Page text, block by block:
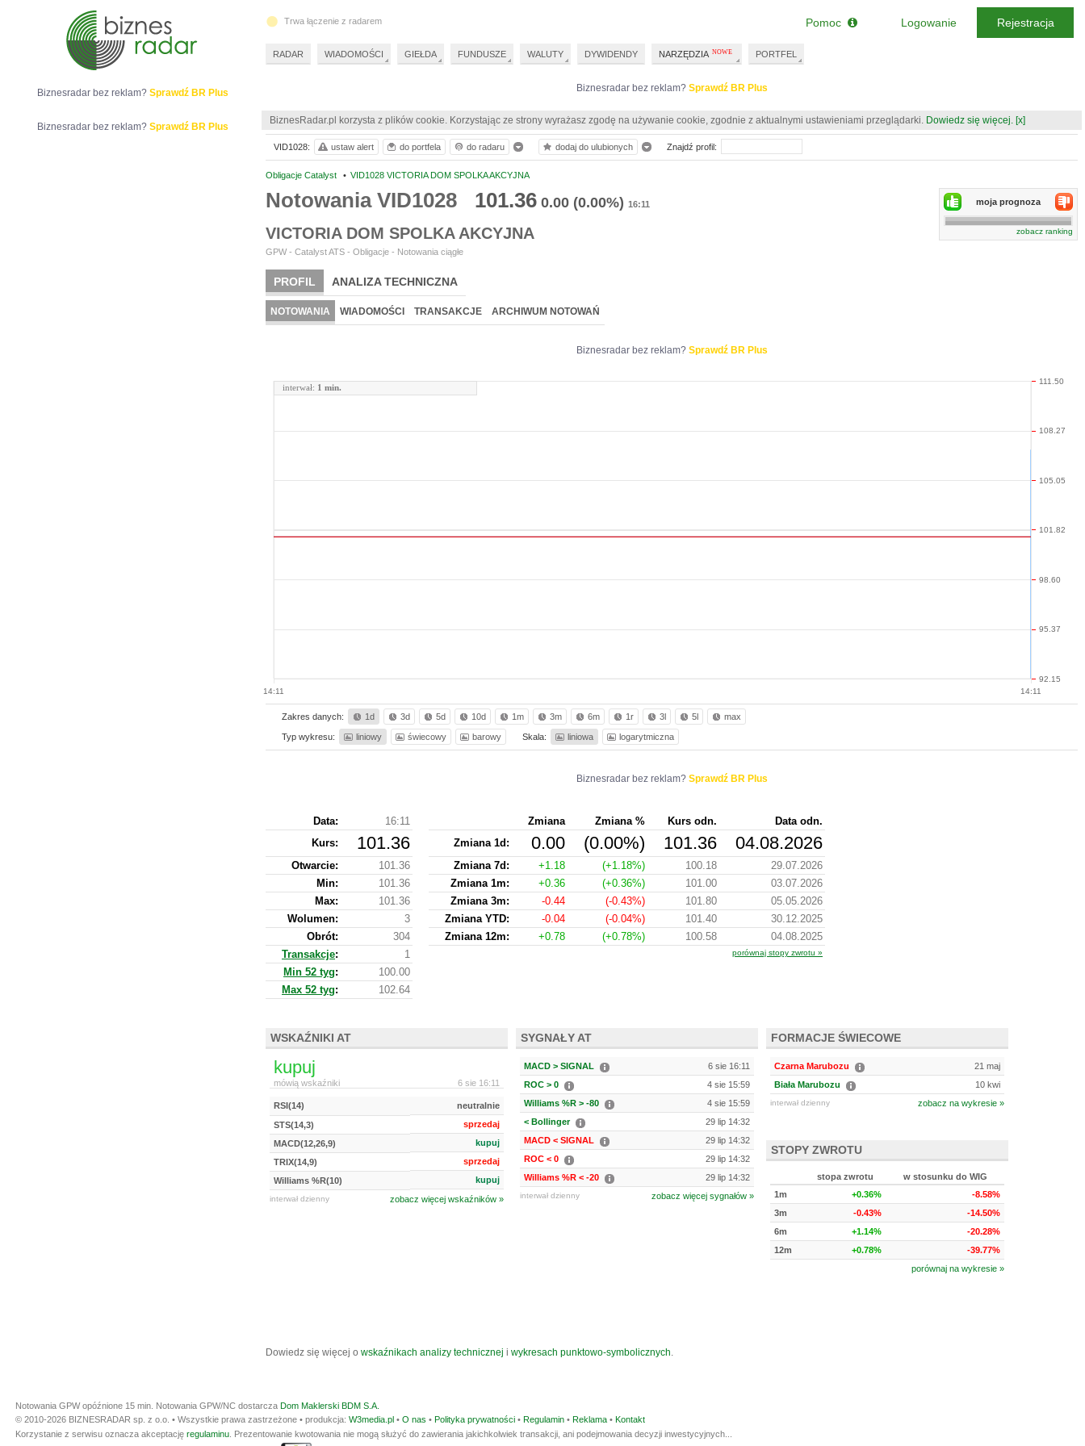
Biznesradar bez reklam? Sprawdź BR Plus
BiznesRadar.pl korzysta z plików cookie. Korzystając ze strony wyrażasz zgodę na używanie cookie, zgodnie z aktualnymi ustawieniami przeglądarki. Dowiedz się więcej. [x]
Obligacje Catalyst • VID1028 VICTORIA DOM SPOLKA AKCYJNA
Notowania VID1028 101.36 0.00 (0.00%) 16:11
VICTORIA DOM SPOLKA AKCYJNA
GPW - Catalyst ATS - Obligacje - Notowania ciągłe
moja prognoza
zobacz ranking
PROFIL ANALIZA TECHNICZNA
NOTOWANIA WIADOMOŚCI TRANSAKCJE ARCHIWUM NOTOWAŃ
Biznesradar bez reklam? Sprawdź BR Plus
14:11 14:11
92.15
95.37
98.60
101.82
105.05
108.27
111.50
interwał: 1 min.
Zakres danych: 1d 3d 5d 10d 1m 3m 6m 1r 3l 5l max
Typ wykresu: liniowy świecowy barowy Skala: liniowa logarytmiczna
Biznesradar bez reklam? Sprawdź BR Plus
Data:
16:11
Kurs: 101.36
Otwarcie:
101.36
Min:
101.36
Max:
101.36
Wolumen:
3
Obrót:
304
Transakcje:
1
Min 52 tyg:
100.00
Max 52 tyg: 102.64
Zmiana Zmiana % Kurs odn.
Data odn.
Zmiana 1d:
0.00 (0.00%) 101.36 04.08.2026
Zmiana 7d: +1.18 (+1.18%) 100.18
29.07.2026
Zmiana 1m:
+0.36 (+0.36%) 101.00
03.07.2026
Zmiana 3m:
-0.44 (-0.43%) 101.80
05.05.2026
Zmiana YTD:
-0.04 (-0.04%) 101.40
30.12.2025
Zmiana 12m:
+0.78 (+0.78%) 100.58 04.08.2025
porównaj stopy zwrotu »
WSKAŹNIKI AT
kupuj
6 sie 16:11
mówią wskaźniki
RSI(14)
neutralnie
STS(14,3)
sprzedaj
MACD(12,26,9)
kupuj
TRIX(14,9)
sprzedaj
Williams %R(10)
kupuj
interwał dzienny zobacz więcej wskaźników »
SYGNAŁY AT
MACD > SIGNAL
6 sie 16:11
ROC > 0
4 sie 15:59
Williams %R > -80
4 sie 15:59
< Bollinger
29 lip 14:32
MACD < SIGNAL
29 lip 14:32
ROC < 0
29 lip 14:32
Williams %R < -20
29 lip 14:32
interwał dzienny zobacz więcej sygnałów »
FORMACJE ŚWIECOWE
Czarna Marubozu
21 maj
Biała Marubozu
10 kwi
interwał dzienny zobacz na wykresie »
STOPY ZWROTU
stopa zwrotu
w stosunku do WIG
1m
+0.36%
-8.58%
3m
-0.43%
-14.50%
6m
+1.14%
-20.28%
12m
+0.78%
-39.77%
porównaj na wykresie »
Dowiedz się więcej o wskaźnikach analizy technicznej i wykresach punktowo-symbolicznych.
VID1028: ustaw alert do portfela do radaru dodaj do ulubionych Znajdź profil:
Biznesradar bez reklam? Sprawdź BR Plus
Biznesradar bez reklam? Sprawdź BR Plus
Trwa łączenie z radarem
RADAR WIADOMOŚCI GIEŁDA FUNDUSZE WALUTY DYWIDENDY NARZĘDZIA PORTFEL
Pomoc Logowanie Rejestracja
Notowania GPW opóźnione 15 min. Notowania GPW/NC dostarcza Dom Maklerski BDM S.A.
© 2010-2026 BIZNESRADAR sp. z o.o. • Wszystkie prawa zastrzeżone • produkcja: W3media.pl • O nas • Polityka prywatności • Regulamin • Reklama • Kontakt
Korzystanie z serwisu oznacza akceptację regulaminu . Prezentowanie kwotowania nie mogą służyć do zawierania jakichkolwiek transakcji, ani podejmowania decyzji inwestycyjnych...